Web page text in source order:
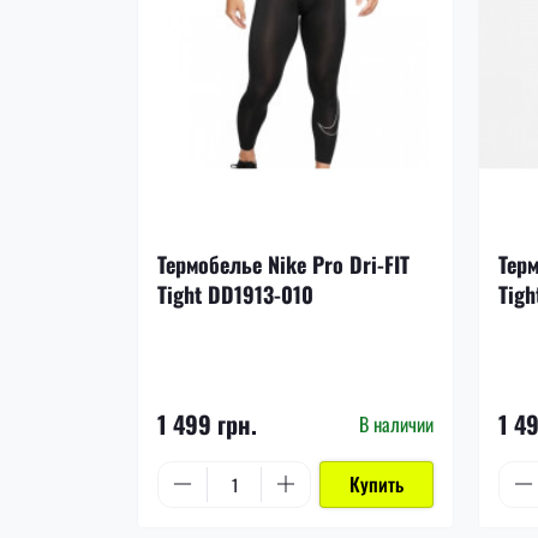
Термобелье Nike Pro Dri-FIT
Tight DD1913-010
1 499 грн. В наличии
Купить
1